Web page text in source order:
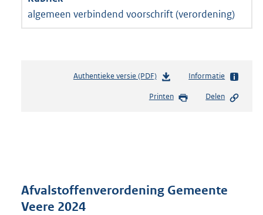
algemeen verbindend voorschrift (verordening)
Authentieke versie (PDF)b
s
r
o
Informatie
Printen Delen
Afvalstoffenverordening Gemeente
Veere 2024